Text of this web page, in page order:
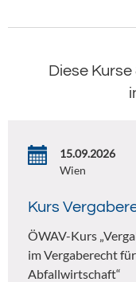
Diese
15.09.2026
Wien
Kurs
ÖWAV-Kurs
im Vergaberecht
Abfallwirtschaft“